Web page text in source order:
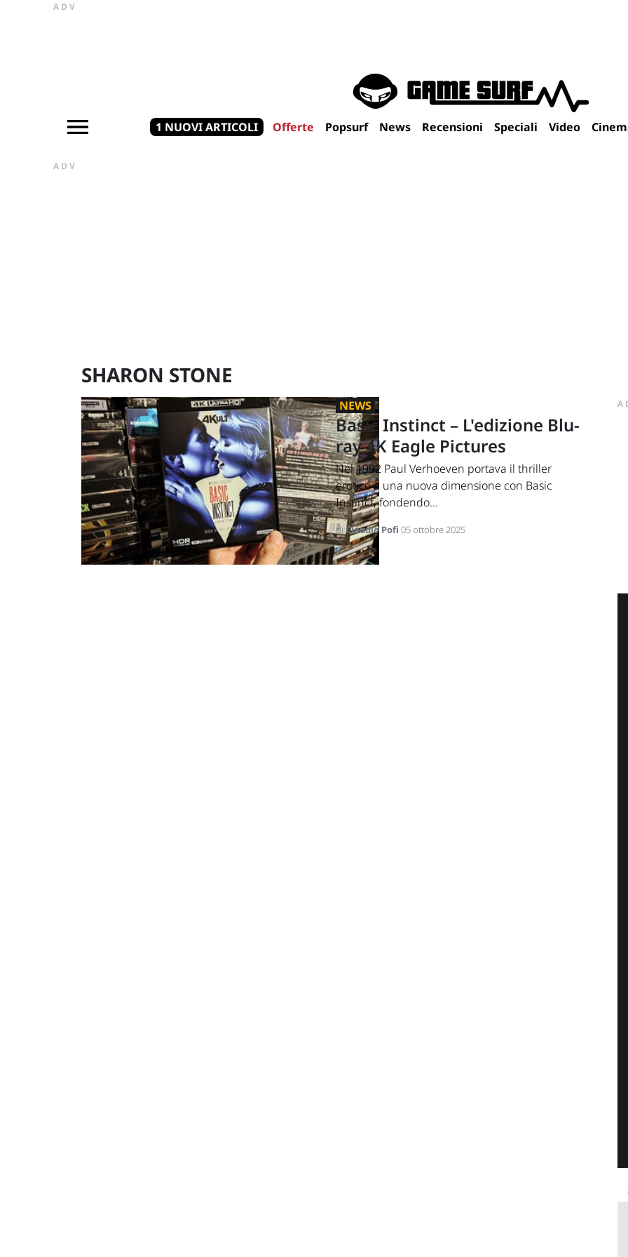
ADV
1 NUOVI ARTICOLI Offerte Popsurf News Recensioni Speciali Video
ADV
SHARON STONE
NEWS
Basic Instinct – L'edizione Blu-
ray 4K Eagle Pictures
Nel 1992 Paul Verhoeven portava il thriller
erotico a una nuova dimensione con Basic
Instinct, fondendo...
diClaudio Pofi 05 ottobre 2025